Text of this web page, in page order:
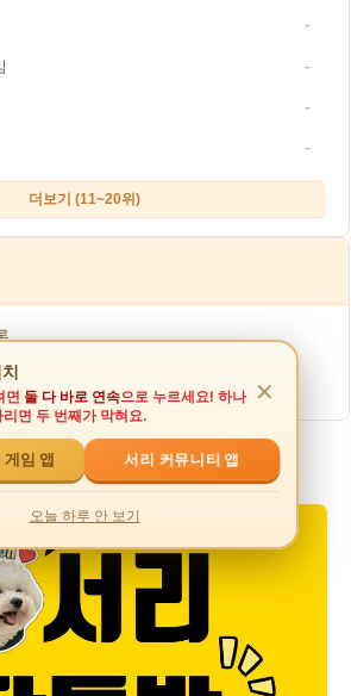
-
-
-
-
더보기 (11~20위)
등록
면 둘 다 바로 연속으로 누르세요! 하나
리면 두 번째가 막혀요.
✕
임 앱 서리 커뮤니티 앱
오늘 하루 안 보기